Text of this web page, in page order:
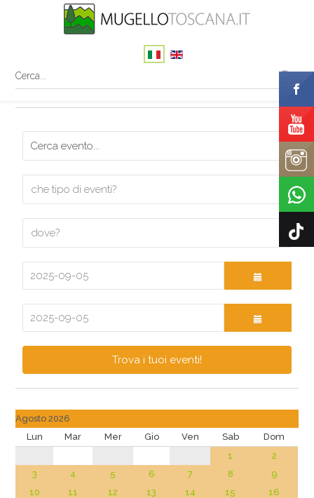
Trova i tuoi eventi!
Agosto 2026
Lun
Mar Mer Gio Ven Sab
Dom
1
2
3
4 5 6 7 8
9
10
11 12 13 14 15
16